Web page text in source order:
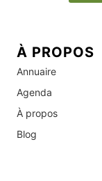
À PROPOS
Annuaire
Agenda
À propos
Blog